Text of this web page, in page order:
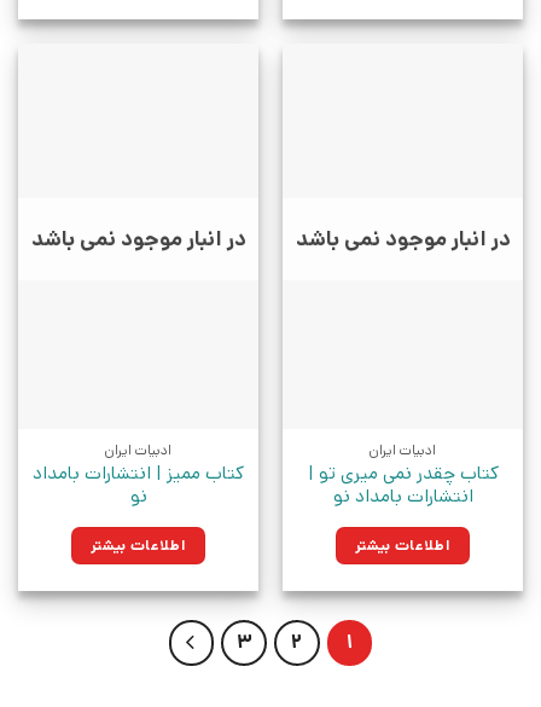
در انبار موجود نمی باشد
ادبیات ایران
کتاب چقدر نمی میری تو |
انتشارات بامداد نو
اطلاعات بیشتر
در انبار موجود نمی باشد
ادبیات ایران
کتاب ممیز | انتشارات بامداد
نو
اطلاعات بیشتر
1
2
3